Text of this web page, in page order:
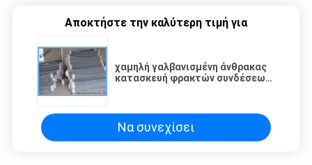
Αποκτήστε την καλύτερη τιμή για
χαμηλή γαλβανισμένη άνθρακας
κατασκευή φρακτών συνδέσεων
Να συνεχίσει